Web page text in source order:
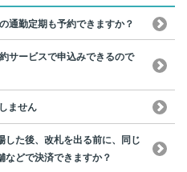
通勤定期も予約できますか？
サービスで申込みできるので
ません
した後、改札を出る前に、同じ
などで決済できますか？